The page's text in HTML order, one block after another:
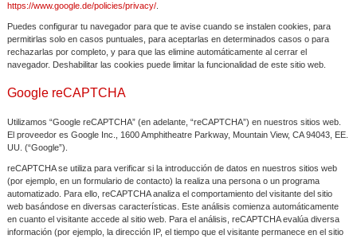
https://www.google.de/policies/privacy/.
Puedes configurar tu navegador para que te avise cuando se instalen cookies, para
permitirlas solo en casos puntuales, para aceptarlas en determinados casos o para
rechazarlas por completo, y para que las elimine automáticamente al cerrar el
navegador. Deshabilitar las cookies puede limitar la funcionalidad de este sitio web.
Google reCAPTCHA
Utilizamos “Google reCAPTCHA” (en adelante, “reCAPTCHA”) en nuestros sitios web.
El proveedor es Google Inc., 1600 Amphitheatre Parkway, Mountain View, CA 94043, EE.
UU. (“Google”).
reCAPTCHA se utiliza para verificar si la introducción de datos en nuestros sitios web
(por ejemplo, en un formulario de contacto) la realiza una persona o un programa
automatizado. Para ello, reCAPTCHA analiza el comportamiento del visitante del sitio
web basándose en diversas características. Este análisis comienza automáticamente
en cuanto el visitante accede al sitio web. Para el análisis, reCAPTCHA evalúa diversa
información (por ejemplo, la dirección IP, el tiempo que el visitante permanece en el sitio